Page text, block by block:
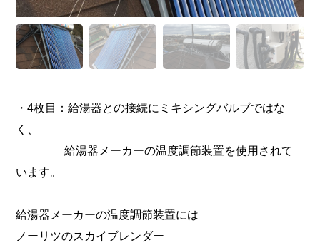
・4枚目：給湯器との接続にミキシングバルブではな
く、
給湯器メーカーの温度調節装置を使用されて
います。
給湯器メーカーの温度調節装置には
ノーリツのスカイブレンダー